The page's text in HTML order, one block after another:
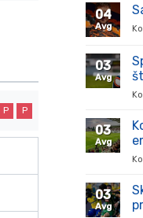
P P
04
Avg
03
Avg
03
Avg
03
Avg